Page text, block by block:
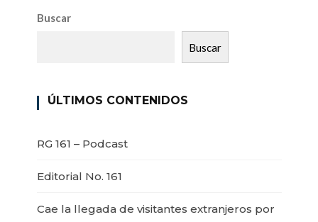
Buscar
Buscar
ÚLTIMOS CONTENIDOS
RG 161 – Podcast
Editorial No. 161
Cae la llegada de visitantes extranjeros por